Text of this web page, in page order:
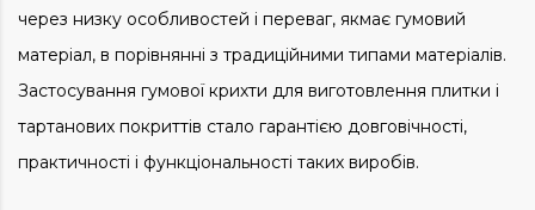
через низку особливостей і переваг, якмає гумовий
матеріал, в порівнянні з традиційними типами матеріалів.
Застосування гумової крихти для виготовлення плитки і
тартанових покриттів стало гарантією довговічності,
практичності і функціональності таких виробів.